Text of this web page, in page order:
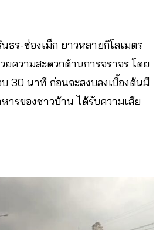
ธร-ช่องเม็ก ยาวหลายกิโลเมตร
ความสะดวกด้านการจราจร โดย
30 นาที ก่อนจะสงบลงเบื้องต้นมี
ารของชาวบ้าน ได้รับความเสีย